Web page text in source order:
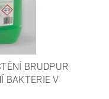
BRUDPUR
BAKTERIE V